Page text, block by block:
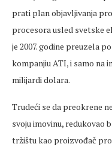
prati plan objavljivanja
procesora usled svetske
je 2007. godine preuzela
kompanjiu ATI, i samo na
milijardi dolara.
Trudeći se da preokrene
svoju imovinu, redukovao
tržištu kao proizvođač